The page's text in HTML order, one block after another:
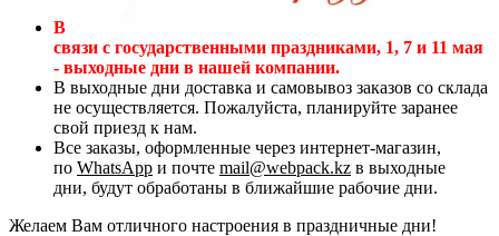
В
связи с государственными праздниками, 1, 7 и 11 мая
- выходные дни в нашей компании.
В выходные дни доставка и самовывоз заказов со склада
не осуществляется. Пожалуйста, планируйте заранее
свой приезд к нам.
Все заказы, оформленные через интернет-магазин,
по WhatsApp и почте mail@webpack.kz в выходные
дни, будут обработаны в ближайшие рабочие дни.
Желаем Вам отличного настроения в праздничные дни!